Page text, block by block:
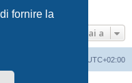
fornire la
Prossimo
Vai a
UTC+02:00